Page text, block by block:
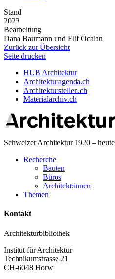
Stand
2023
Bearbeitung
Dana Baumann und Elif Öcalan
Zurück zur Übersicht
Seite drucken
HUB Architektur
Architekturagenda.ch
Architekturstellen.ch
Materialarchiv.ch
Schweizer Architektur 1920 – heute
Recherche
Bauten
Büros
Architekt:innen
Themen
Kontakt
Architekturbibliothek
Institut für Architektur
Technikumstrasse 21
CH-6048 Horw